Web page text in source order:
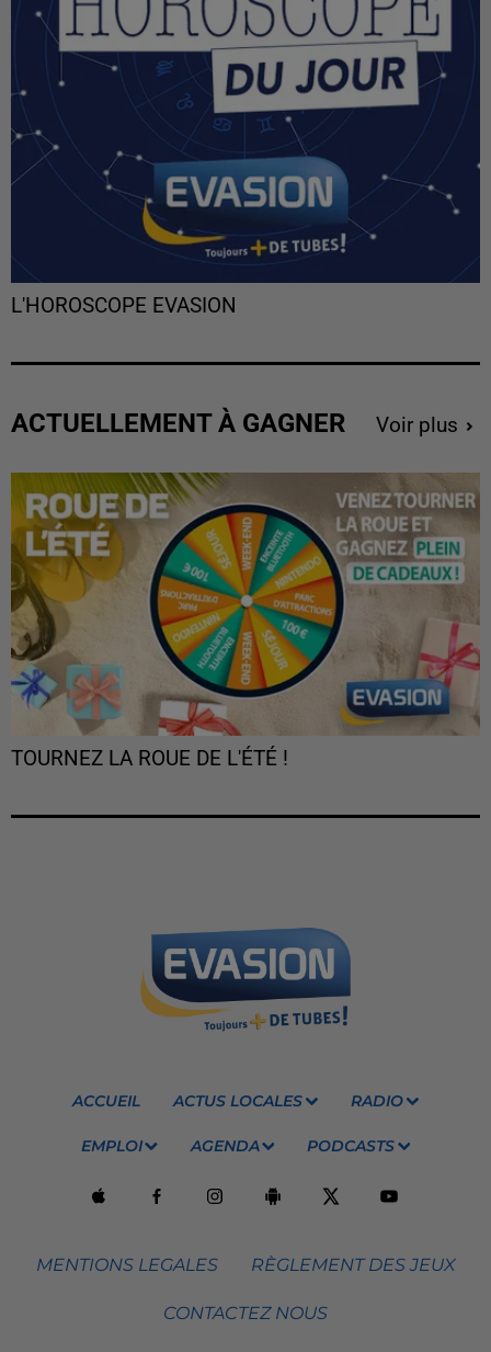
L'HOROSCOPE EVASION
ACTUELLEMENT À GAGNER Voir plus
TOURNEZ LA ROUE DE L'ÉTÉ !
ACCUEIL ACTUS LOCALES RADIO
EMPLOI AGENDA PODCASTS
MENTIONS LEGALES RÈGLEMENT DES JEUX
CONTACTEZ NOUS